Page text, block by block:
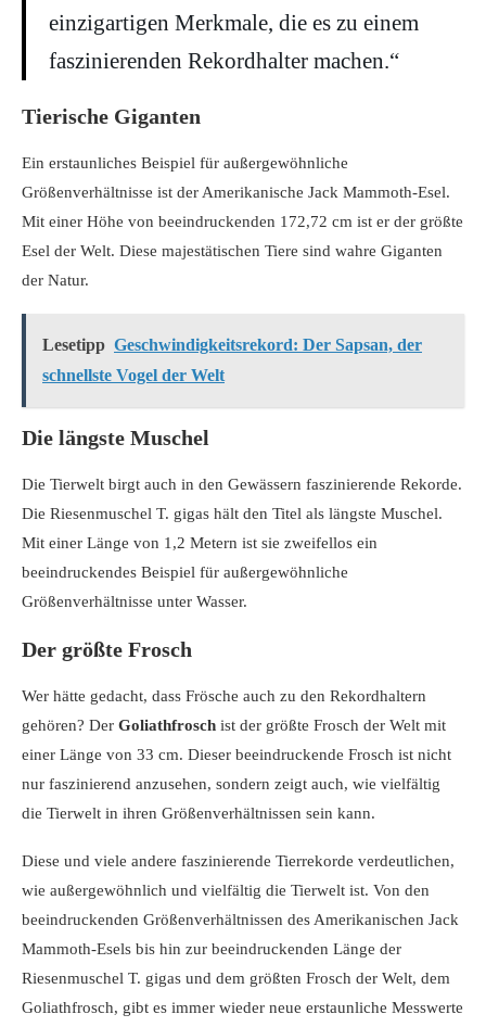
einzigartigen Merkmale, die es zu einem
faszinierenden Rekordhalter machen.“
Tierische Giganten
Ein erstaunliches Beispiel für außergewöhnliche
Größenverhältnisse ist der Amerikanische Jack Mammoth-Esel.
Mit einer Höhe von beeindruckenden 172,72 cm ist er der größte
Esel der Welt. Diese majestätischen Tiere sind wahre Giganten
der Natur.
Lesetipp Geschwindigkeitsrekord: Der Sapsan, der
schnellste Vogel der Welt
Die längste Muschel
Die Tierwelt birgt auch in den Gewässern faszinierende Rekorde.
Die Riesenmuschel T. gigas hält den Titel als längste Muschel.
Mit einer Länge von 1,2 Metern ist sie zweifellos ein
beeindruckendes Beispiel für außergewöhnliche
Größenverhältnisse unter Wasser.
Der größte Frosch
Wer hätte gedacht, dass Frösche auch zu den Rekordhaltern
gehören? Der Goliathfrosch ist der größte Frosch der Welt mit
einer Länge von 33 cm. Dieser beeindruckende Frosch ist nicht
nur faszinierend anzusehen, sondern zeigt auch, wie vielfältig
die Tierwelt in ihren Größenverhältnissen sein kann.
Diese und viele andere faszinierende Tierrekorde verdeutlichen,
wie außergewöhnlich und vielfältig die Tierwelt ist. Von den
beeindruckenden Größenverhältnissen des Amerikanischen Jack
Mammoth-Esels bis hin zur beeindruckenden Länge der
Riesenmuschel T. gigas und dem größten Frosch der Welt, dem
Goliathfrosch, gibt es immer wieder neue erstaunliche Messwerte